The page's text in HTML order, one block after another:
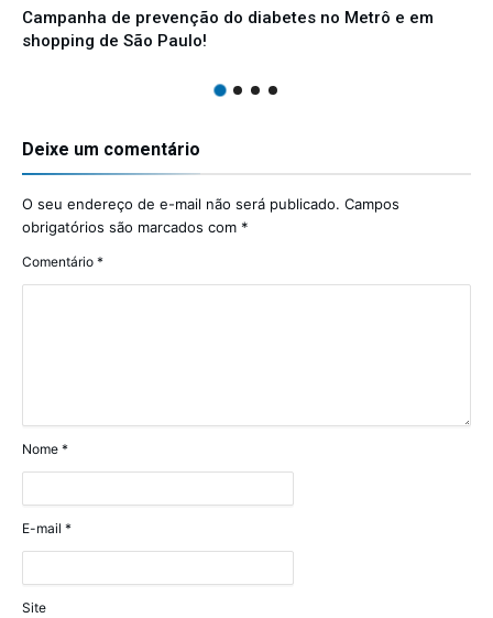
Campanha de prevenção do diabetes no Metrô e em
shopping de São Paulo!
Deixe um comentário
O seu endereço de e-mail não será publicado. Campos
obrigatórios são marcados com *
Comentário *
Nome *
E-mail *
Site